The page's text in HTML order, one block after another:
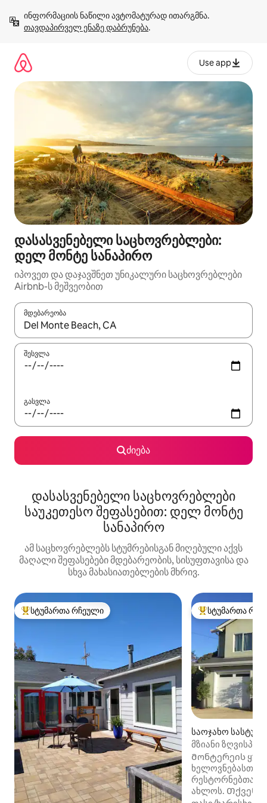
გადასვლა
თავდაპირველ ენაზე დაბრუნება.
Use app
დასასვენებელი საცხოვრებლები:
დელ მონტე სანაპირო
იპოვეთ და დაჯავშნეთ უნიკალური საცხოვრებლები
Airbnb-ს მეშვეობით
მდებარეობა
როცა შედეგები ხელმისაწვდომი გახდება, ნავიგაციისთვის
შესვლა
გასვლა
ძიება
დასასვენებელი საცხოვრებლები
საუკეთესო შეფასებით: დელ მონტე
სანაპირო
ამ საცხოვრებლებს სტუმრებისგან მიღებული აქვს
მაღალი შეფასებები მდებარეობის, სისუფთავისა და
სხვა მახასიათებლების მხრივ.
სტუმართა რჩეული მოწინავე ვარიანტი
სტუმართა რჩეული სტუმართა
სტუმართა
საოჯახო
e)
მზიანი
ხედით და ორი
Მონტერეის
რესტორნებთან
ახლოს. Თქვენ